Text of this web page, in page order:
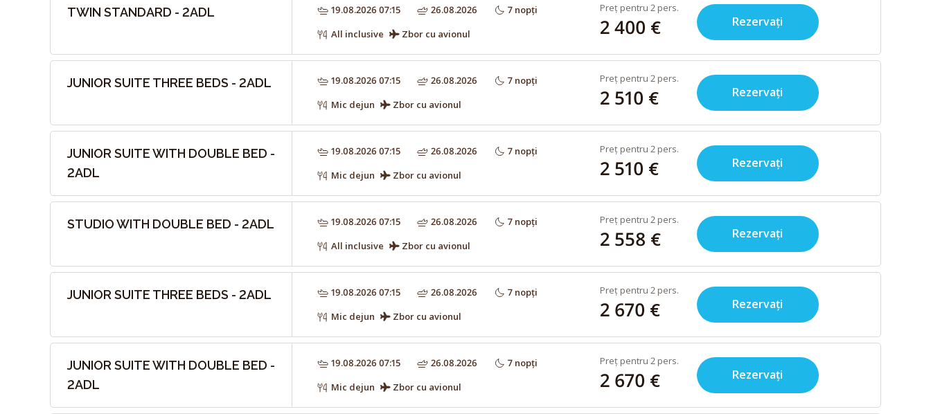
TWIN STANDARD - 2ADL 19.08.2026 07:15 26.08.2026
7 nopți
All inclusive
Zbor cu avionul
Preț pentru 2 pers.
2 400 € Rezervați
JUNIOR SUITE THREE BEDS - 2ADL 19.08.2026 07:15 26.08.2026
7 nopți
Mic dejun
Zbor cu avionul
Preț pentru 2 pers.
2 510 € Rezervați
JUNIOR SUITE WITH DOUBLE BED -
2ADL
19.08.2026 07:15 26.08.2026
7 nopți
Mic dejun
Zbor cu avionul
Preț pentru 2 pers.
2 510 € Rezervați
STUDIO WITH DOUBLE BED - 2ADL 19.08.2026 07:15 26.08.2026
7 nopți
All inclusive
Zbor cu avionul
Preț pentru 2 pers.
2 558 € Rezervați
JUNIOR SUITE THREE BEDS - 2ADL 19.08.2026 07:15 26.08.2026
7 nopți
Mic dejun
Zbor cu avionul
Preț pentru 2 pers.
2 670 € Rezervați
JUNIOR SUITE WITH DOUBLE BED -
2ADL
19.08.2026 07:15 26.08.2026
7 nopți
Mic dejun
Zbor cu avionul
Preț pentru 2 pers.
2 670 € Rezervați